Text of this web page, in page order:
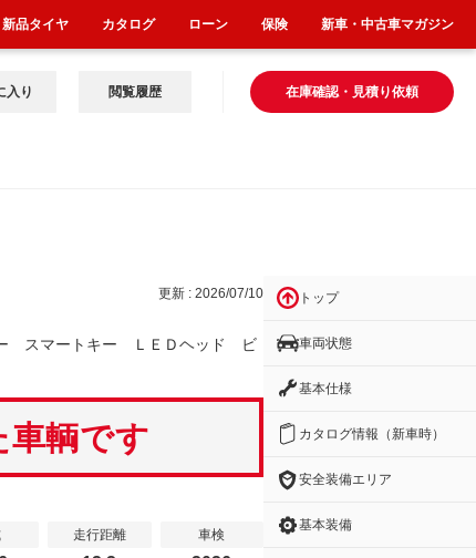
在庫確認・見積り依頼
入り 閲覧履歴
更新 : 2026/07/10
スマートキー ＬＥＤヘッド ビ
車輌です
走行距離 車検
トップ
車両状態
基本仕様
カタログ情報（新車時）
安全装備エリア
基本装備
新品タイヤ カタログ ローン 保険 新車・中古車マガジン